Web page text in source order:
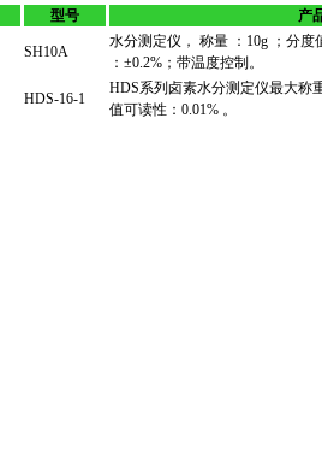
型号 产
SH10A
水分测定仪， 称量 ：10g ；分度
：±0.2%；带温度控制。
HDS-16-1
HDS系列卤素水分测定仪最大称
值可读性：0.01% 。